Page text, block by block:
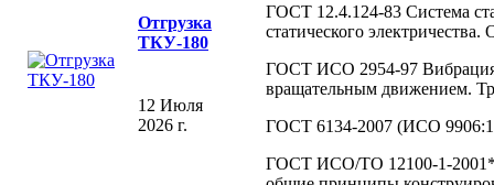
Отгрузка
ТКУ-180
12 Июля
2026 г.
ГОСТ 12.4.124-83 Система
статического
ГОСТ ИСО 2954-97 Вибрация
вращательным движением.
ГОСТ 6134-2007 (ИСО
ГОСТ ИСО/ТО 12100-1-2001*